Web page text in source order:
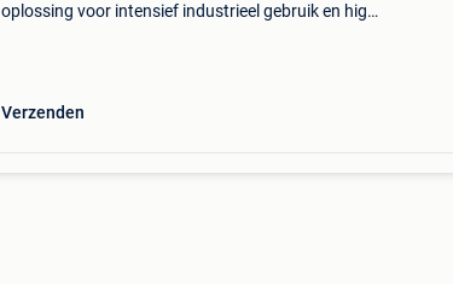
oplossing voor intensief industrieel gebruik en high-
Verzenden